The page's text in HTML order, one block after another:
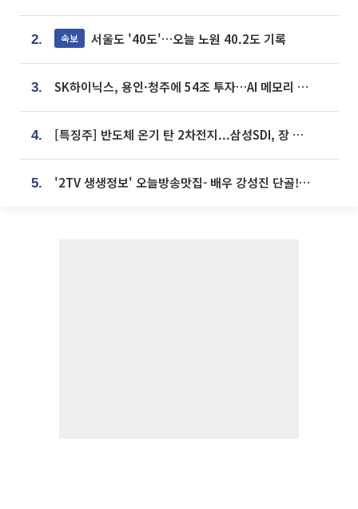
2. 속보 서울도 '40도'…오늘 노원 40.2도 기록
3. SK하이닉스, 용인·청주에 54조 투자…AI 메모리 생산기지 키운다
4. [특징주] 반도체 온기 탄 2차전지...삼성SDI, 장 초반 7% 넘게 껑충
5. '2TV 생생정보' 오늘방송맛집- 배우 강성진 단골! 쌀국수ㆍ푸팟퐁 커리 맛집 '블○○○'